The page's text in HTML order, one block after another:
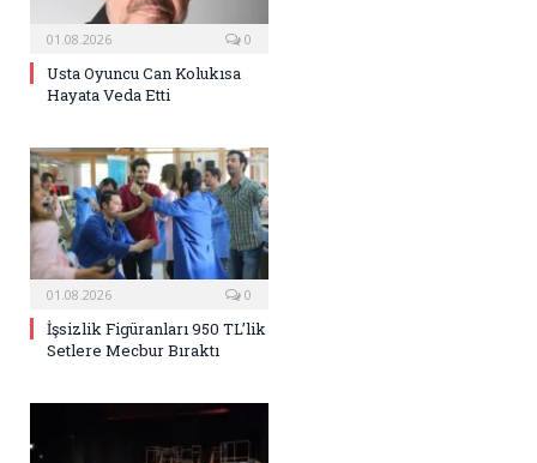
01.08.2026 0
Usta Oyuncu Can Kolukısa
Hayata Veda Etti
01.08.2026 0
İşsizlik Figüranları 950 TL’lik
Setlere Mecbur Bıraktı